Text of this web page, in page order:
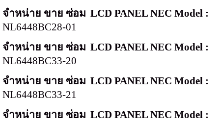
จำหน่าย ขาย ซ่อม LCD PANEL NEC Model :
NL6448BC28-01
จำหน่าย ขาย ซ่อม LCD PANEL NEC Model :
NL6448BC33-20
จำหน่าย ขาย ซ่อม LCD PANEL NEC Model :
NL6448BC33-21
จำหน่าย ขาย ซ่อม LCD PANEL NEC Model :